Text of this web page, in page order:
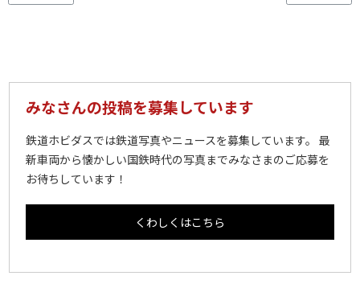
みなさんの投稿を募集しています
鉄道ホビダスでは鉄道写真やニュースを募集しています。 最
新車両から懐かしい国鉄時代の写真までみなさまのご応募を
お待ちしています！
くわしくはこちら